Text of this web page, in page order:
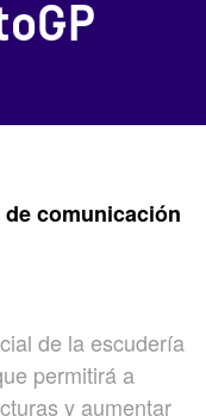
comunicación
de la escudería
permitirá a
y aumentar